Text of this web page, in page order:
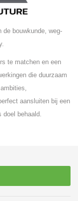
de bouwkunde, weg-
te matchen en een
die duurzaam
aansluiten bij een
doel behaald.